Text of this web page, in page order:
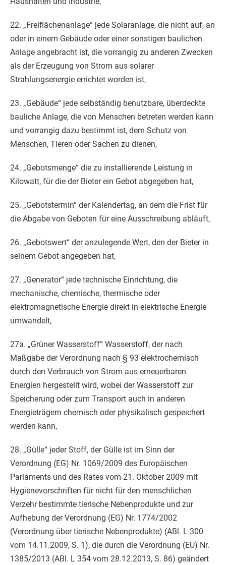
22. „Freiflächenanlage“ jede Solaranlage, die nicht auf, an
oder in einem Gebäude oder einer sonstigen baulichen
Anlage angebracht ist, die vorrangig zu anderen Zwecken
als der Erzeugung von Strom aus solarer
Strahlungsenergie errichtet worden ist,
23. „Gebäude“ jede selbständig benutzbare, überdeckte
bauliche Anlage, die von Menschen betreten werden kann
und vorrangig dazu bestimmt ist, dem Schutz von
Menschen, Tieren oder Sachen zu dienen,
24. „Gebotsmenge“ die zu installierende Leistung in
Kilowatt, für die der Bieter ein Gebot abgegeben hat,
25. „Gebotstermin“ der Kalendertag, an dem die Frist für
die Abgabe von Geboten für eine Ausschreibung abläuft,
26. „Gebotswert“ der anzulegende Wert, den der Bieter in
seinem Gebot angegeben hat,
27. „Generator“ jede technische Einrichtung, die
mechanische, chemische, thermische oder
elektromagnetische Energie direkt in elektrische Energie
umwandelt,
27a. „Grüner Wasserstoff“ Wasserstoff, der nach
Maßgabe der Verordnung nach § 93 elektrochemisch
durch den Verbrauch von Strom aus erneuerbaren
Energien hergestellt wird, wobei der Wasserstoff zur
Speicherung oder zum Transport auch in anderen
Energieträgern chemisch oder physikalisch gespeichert
werden kann,
28. „Gülle“ jeder Stoff, der Gülle ist im Sinn der
Verordnung (EG) Nr. 1069/2009 des Europäischen
Parlaments und des Rates vom 21. Oktober 2009 mit
Hygienevorschriften für nicht für den menschlichen
Verzehr bestimmte tierische Nebenprodukte und zur
Aufhebung der Verordnung (EG) Nr. 1774/2002
(Verordnung über tierische Nebenprodukte) (ABl. L 300
vom 14.11.2009, S. 1), die durch die Verordnung (EU) Nr.
1385/2013 (ABl. L 354 vom 28.12.2013, S. 86) geändert